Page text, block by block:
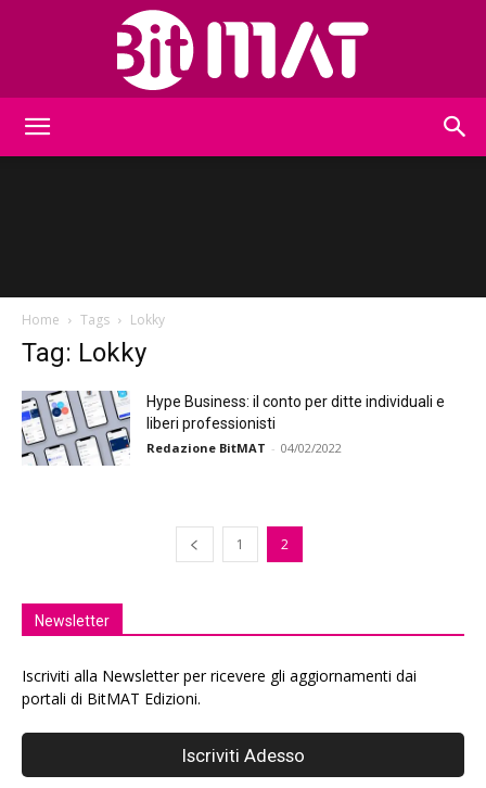
Home Tags Lokky
Tag: Lokky
Hype Business: il conto per ditte individuali e
liberi professionisti
Redazione BitMAT - 04/02/2022
1 2
Newsletter
Iscriviti alla Newsletter per ricevere gli aggiornamenti dai
portali di BitMAT Edizioni.